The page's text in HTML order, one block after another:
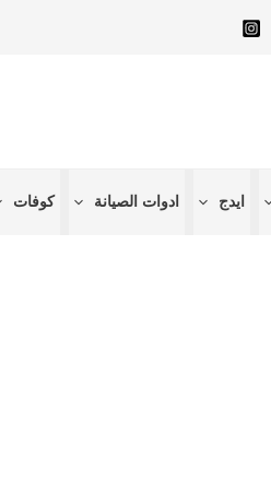
ايدج ادوات الصيانة كوفات